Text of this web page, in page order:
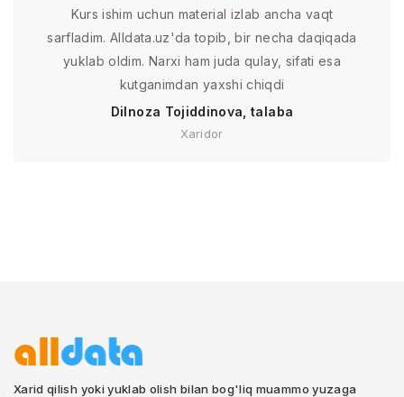
Kurs ishim uchun material izlab ancha vaqt
sarfladim. Alldata.uz'da topib, bir necha daqiqada
yuklab oldim. Narxi ham juda qulay, sifati esa
kutganimdan yaxshi chiqdi
Dilnoza Tojiddinova, talaba
Xaridor
Xarid qilish yoki yuklab olish bilan bog'liq muammo yuzaga